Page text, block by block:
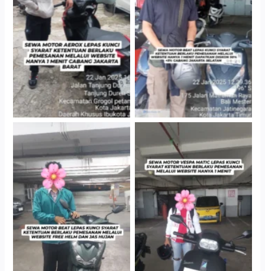
Cabang Jakarta Barat
Cityplaza Jatinegara
Gedung Parkir P6A
Cityplaza Jatinegara
Gedung Parkir P6A
Cityplaza Jatinegara
Gedung Parkir P6A